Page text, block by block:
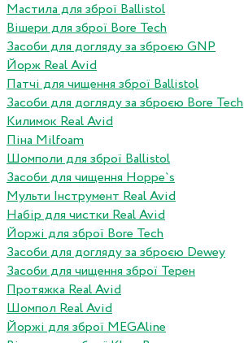
Мастила для зброї Ballistol
Вішери для зброї Bore Tech
Засоби для догляду за зброєю GNP
Йорж Real Avid
Патчі для чищення зброї Ballistol
Засоби для догляду за зброєю Bore Tech
Килимок Real Avid
Піна Milfoam
Шомполи для зброї Ballistol
Засоби для чищення Hoppe`s
Мульти Інструмент Real Avid
Набір для чистки Real Avid
Йоржі для зброї Bore Tech
Засоби для догляду за зброєю Dewey
Засоби для чищення зброї Терен
Протяжка Real Avid
Шомпол Real Avid
Йоржі для зброї MEGAline